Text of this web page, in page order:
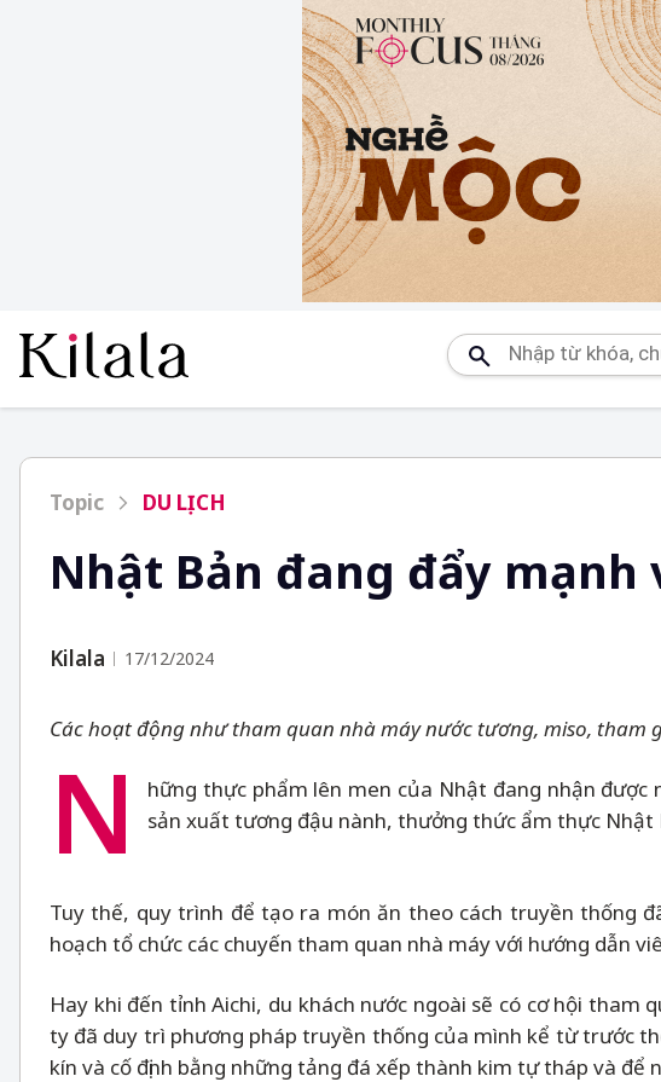
Topic DU LỊCH
Nhật Bản đang đẩy mạnh
Kilala 17/12/2024
Các hoạt động như tham quan nhà máy nước tương, miso, tham
N
hững thực phẩm lên men của Nhật đang nhận được
sản xuất tương đậu nành, thưởng thức ẩm thực
Tuy thế, quy trình để tạo ra món ăn theo cách truyền thống
hoạch tổ chức các chuyến tham quan nhà máy với hướng dẫn
Hay khi đến tỉnh Aichi, du khách nước ngoài sẽ có cơ hội tham
ty đã duy trì phương pháp truyền thống của mình kể từ trước
kín và cố định bằng những tảng đá xếp thành kim tự tháp và để